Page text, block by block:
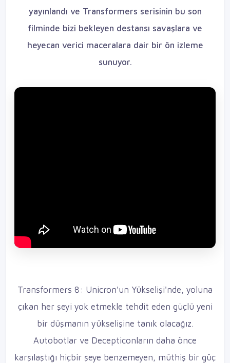
yayınlandı ve Transformers serisinin bu son
filminde bizi bekleyen destansı savaşlara ve
heyecan verici maceralara dair bir ön izleme
sunuyor.
Transformers 8: Unicron'un Yükselişi'nde, yoluna
çıkan her şeyi yok etmekle tehdit eden güçlü yeni
bir düşmanın yükselişine tanık olacağız.
Autobotlar ve Decepticonların daha önce
karşılaştığı hiçbir şeye benzemeyen, müthiş bir güç